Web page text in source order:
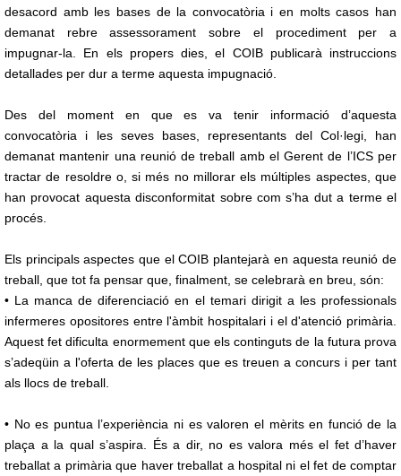
desacord amb les bases de la convocatòria i en molts casos han
demanat rebre assessorament sobre el procediment per a
impugnar-la. En els propers dies, el COIB publicarà instruccions
detallades per dur a terme aquesta impugnació.
Des del moment en que es va tenir informació d’aquesta
convocatòria i les seves bases, representants del Col·legi, han
demanat mantenir una reunió de treball amb el Gerent de l’ICS per
tractar de resoldre o, si més no millorar els múltiples aspectes, que
han provocat aquesta disconformitat sobre com s’ha dut a terme el
procés.
Els principals aspectes que el COIB plantejarà en aquesta reunió de
treball, que tot fa pensar que, finalment, se celebrarà en breu, són:
• La manca de diferenciació en el temari dirigit a les professionals
infermeres opositores entre l'àmbit hospitalari i el d'atenció primària.
Aquest fet dificulta enormement que els continguts de la futura prova
s’adeqüin a l'oferta de les places que es treuen a concurs i per tant
als llocs de treball.
• No es puntua l’experiència ni es valoren el mèrits en funció de la
plaça a la qual s’aspira. És a dir, no es valora més el fet d’haver
treballat a primària que haver treballat a hospital ni el fet de comptar